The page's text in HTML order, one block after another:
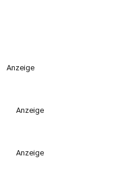
Anzeige
Anzeige
Anzeige